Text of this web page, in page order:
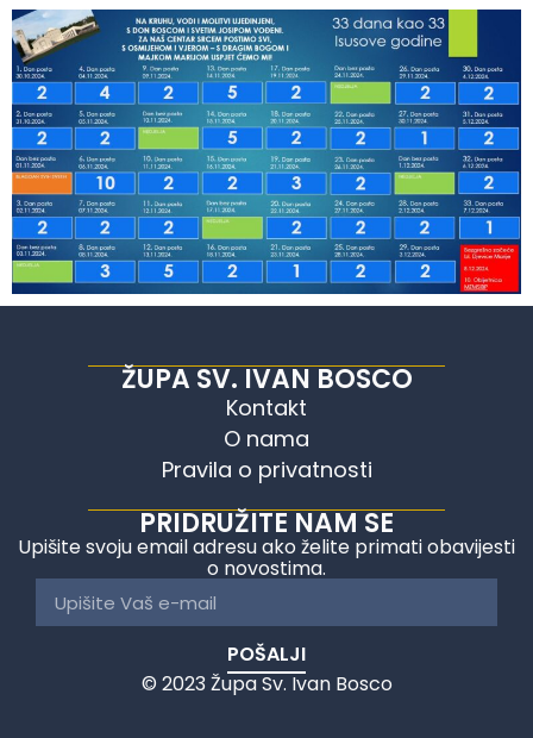
ŽUPA SV. IVAN BOSCO
Kontakt
O nama
Pravila o privatnosti
PRIDRUŽITE NAM SE
Upišite svoju email adresu ako želite primati obavijesti
o novostima.
POŠALJI
© 2023 Župa Sv. Ivan Bosco